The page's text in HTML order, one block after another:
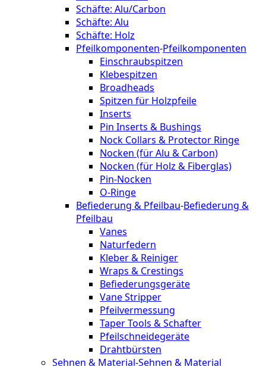
Schäfte: Alu/Carbon
Schäfte: Alu
Schäfte: Holz
Pfeilkomponenten-Pfeilkomponenten
Einschraubspitzen
Klebespitzen
Broadheads
Spitzen für Holzpfeile
Inserts
Pin Inserts & Bushings
Nock Collars & Protector Ringe
Nocken (für Alu & Carbon)
Nocken (für Holz & Fiberglas)
Pin-Nocken
O-Ringe
Befiederung & Pfeilbau-Befiederung &
Pfeilbau
Vanes
Naturfedern
Kleber & Reiniger
Wraps & Crestings
Befiederungsgeräte
Vane Stripper
Pfeilvermessung
Taper Tools & Schafter
Pfeilschneidegeräte
Drahtbürsten
Sehnen & Material-Sehnen & Material